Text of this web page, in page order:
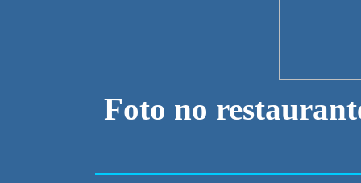
Foto no